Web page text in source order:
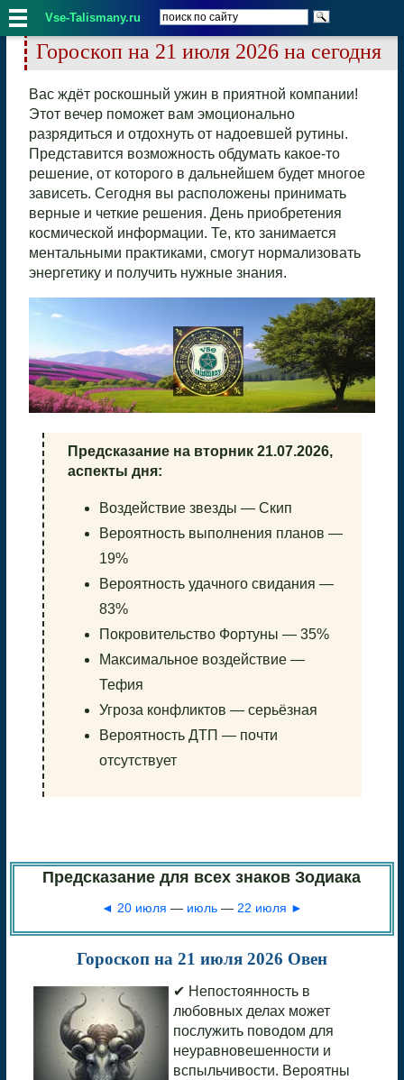
Vse-Talismany.ru
Гороскоп на 21 июля 2026 на сегодня
Вас ждёт роскошный ужин в приятной компании!
Этот вечер поможет вам эмоционально
разрядиться и отдохнуть от надоевшей рутины.
Представится возможность обдумать какое-то
решение, от которого в дальнейшем будет многое
зависеть. Сегодня вы расположены принимать
верные и четкие решения. День приобретения
космической информации. Те, кто занимается
ментальными практиками, смогут нормализовать
энергетику и получить нужные знания.
Предсказание на вторник 21.07.2026,
аспекты дня:
Воздействие звезды — Скип
Вероятность выполнения планов —
19%
Вероятность удачного свидания —
83%
Покровительство Фортуны — 35%
Максимальное воздействие —
Тефия
Угроза конфликтов — серьёзная
Вероятность ДТП — почти
отсутствует
Предсказание для всех знаков Зодиака
◄ 20 июля — июль— 22 июля ►
Гороскоп на 21 июля 2026 Овен
✔ Непостоянность в
любовных делах может
послужить поводом для
неуравновешенности и
вспыльчивости. Вероятны